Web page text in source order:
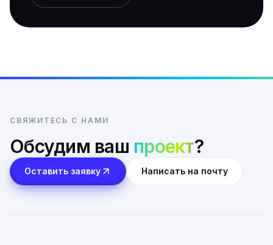
СВЯЖИТЕСЬ С НАМИ
Обсудим ваш проект?
Оставить заявку Написать на почту